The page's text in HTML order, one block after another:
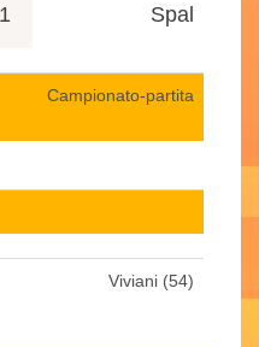
Spal
Campionato-partita
Viviani (54)